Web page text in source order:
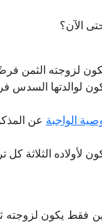
الآن؟
لزوجته الثمن
لوالدتها السدس
الواجبة عن
لأولاده الثلاثة
فقط يكون لزوجته